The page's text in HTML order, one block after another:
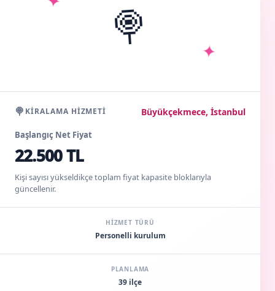
🍭 ✦
🍭 KIRALAMA HIZMETI Büyükçekmece, İstanbul
Başlangıç Net Fiyat
22.500 TL
Kişi sayısı yükseldikçe toplam fiyat kapasite bloklarıyla
güncellenir.
HIZMET TÜRÜ
Personelli kurulum
PLANLAMA
39 ilçe